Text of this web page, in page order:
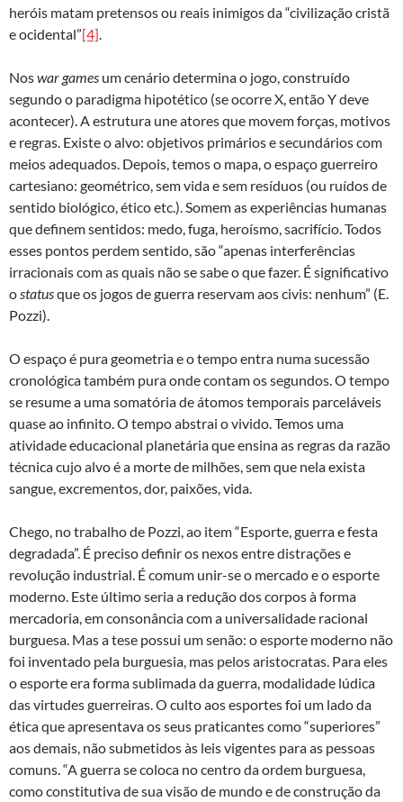
heróis matam pretensos ou reais inimigos da “civilização cristã
e ocidental”[4].
Noswar games um cenário determina o jogo, construído
segundo o paradigma hipotético (se ocorre X, então Y deve
acontecer). A estrutura une atores que movem forças, motivos
e regras. Existe o alvo: objetivos primários e secundários com
meios adequados. Depois, temos o mapa, o espaço guerreiro
cartesiano: geométrico, sem vida e sem resíduos (ou ruídos de
sentido biológico, ético etc.). Somem as experiências humanas
que definem sentidos: medo, fuga, heroísmo, sacrifício. Todos
esses pontos perdem sentido, são “apenas interferências
irracionais com as quais não se sabe o que fazer. É significativo
ostatusque os jogos de guerra reservam aos civis: nenhum” (E.
Pozzi).
O espaço é pura geometria e o tempo entra numa sucessão
cronológica também pura onde contam os segundos. O tempo
se resume a uma somatória de átomos temporais parceláveis
quase ao infinito. O tempo abstrai o vivido. Temos uma
atividade educacional planetária que ensina as regras da razão
técnica cujo alvo é a morte de milhões, sem que nela exista
sangue, excrementos, dor, paixões, vida.
Chego, no trabalho de Pozzi, ao item “Esporte, guerra e festa
degradada”. É preciso definir os nexos entre distrações e
revolução industrial. É comum unir-se o mercado e o esporte
moderno. Este último seria a redução dos corpos à forma
mercadoria, em consonância com a universalidade racional
burguesa. Mas a tese possui um senão: o esporte moderno não
foi inventado pela burguesia, mas pelos aristocratas. Para eles
o esporte era forma sublimada da guerra, modalidade lúdica
das virtudes guerreiras. O culto aos esportes foi um lado da
ética que apresentava os seus praticantes como “superiores”
aos demais, não submetidos às leis vigentes para as pessoas
comuns. “A guerra se coloca no centro da ordem burguesa,
como constitutiva de sua visão de mundo e de construção da